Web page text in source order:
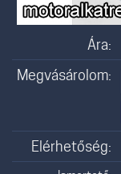
Ára:
Megvásárolom:
Elérhetőség: